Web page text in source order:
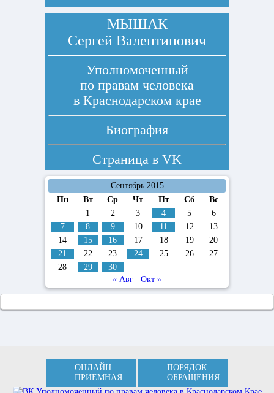
МЫШАК
Сергей Валентинович
Уполномоченный
по правам человека
в Краснодарском крае
Биография
Страница в VK
Сентябрь 2015
Пн
Вт Ср Чт Пт Сб
Вс
1
2 3 4 5
6
7
8 9 10 11 12
13
14
15 16 17 18 19
20
21
22 23 24 25 26
27
28
29
30
« Авг
Окт »
ОНЛАЙН
ПРИЕМНАЯ
ПОРЯДОК
ОБРАЩЕНИЯ